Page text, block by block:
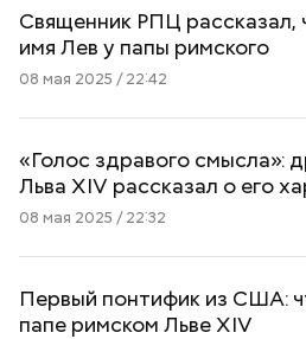
Священник РПЦ рассказал,
имя Лев у папы римского
08 мая 2025 / 22:42
«Голос здравого смысла»:
Льва XIV рассказал о его
08 мая 2025 / 22:32
Первый понтифик из США:
папе римском Льве XIV